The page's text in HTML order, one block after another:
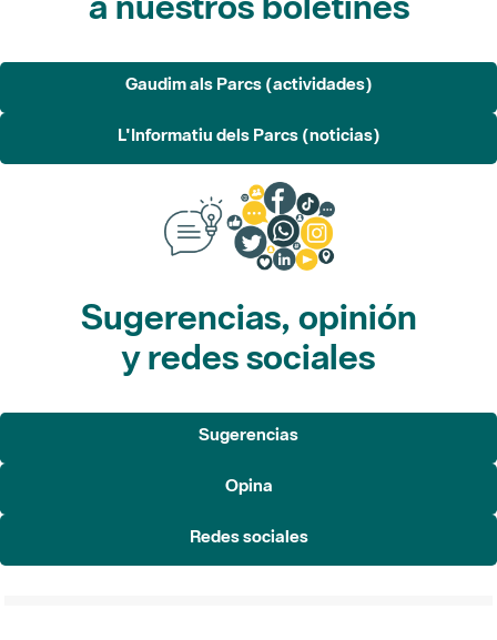
Gaudim als Parcs (actividades)
L'Informatiu dels Parcs (noticias)
Sugerencias, opinión
y redes sociales
Sugerencias
Opina
Redes sociales